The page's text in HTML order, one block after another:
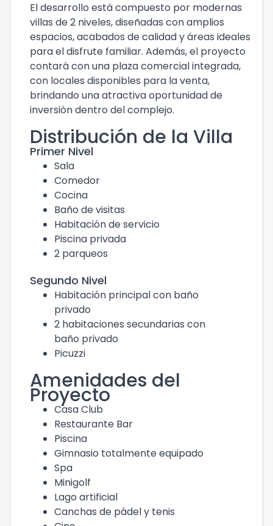
El desarrollo está compuesto por modernas
villas de 2 niveles, diseñadas con amplios
espacios, acabados de calidad y áreas ideales
para el disfrute familiar. Además, el proyecto
contará con una plaza comercial integrada,
con locales disponibles para la venta,
brindando una atractiva oportunidad de
inversión dentro del complejo.
Distribución de la Villa
Primer Nivel
Sala
Comedor
Cocina
Baño de visitas
Habitación de servicio
Piscina privada
2 parqueos
Segundo Nivel
Habitación principal con baño
privado
2 habitaciones secundarias con
baño privado
Picuzzi
Amenidades del
Proyecto
Casa Club
Restaurante Bar
Piscina
Gimnasio totalmente equipado
Spa
Minigolf
Lago artificial
Canchas de pádel y tenis